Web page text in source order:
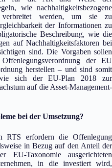
wie nachhaltigkeitsbezogene
verbreitet werden, um sie zu
der Informationen zu
Beschreibung, wie die
auf Nachhaltigkeitsfaktoren bei
sind. Die Vorgaben sollen
der EU
herstellen – und sind somit
sich der EU-Plan 2018 zur
auf die Asset-Management-
bei der Umsetzung?
RTS erfordern die Offenlegung
in Bezug auf den Anteil der
Taxonomie ausgerichteten
in die investiert wird,